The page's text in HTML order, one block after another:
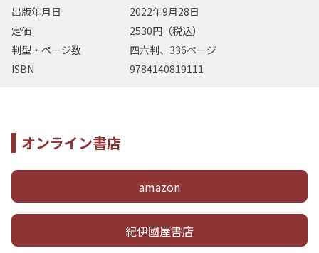
出版年月日
2022年9月28日
定価
2530円（税込）
判型・ページ数
四六判、336ページ
ISBN
9784140819111
オンライン書店
amazon
紀伊國屋書店